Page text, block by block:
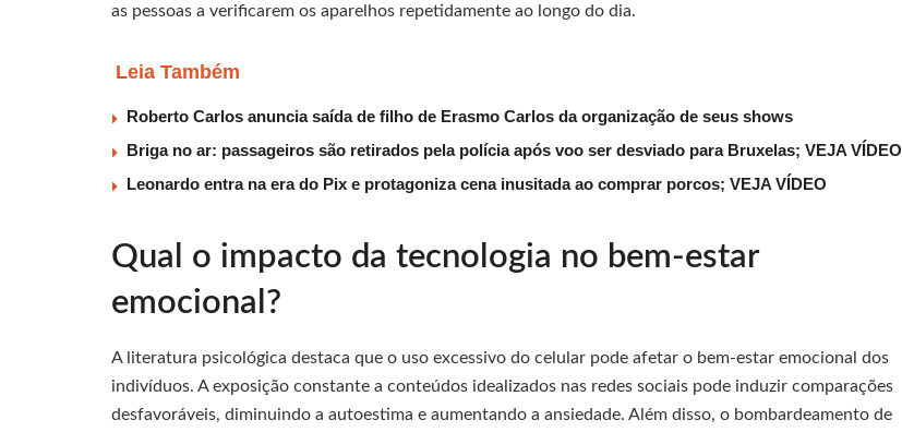
as pessoas a verificarem os aparelhos repetidamente ao longo do dia.
Leia Também
Roberto Carlos anuncia saída de filho de Erasmo Carlos da organização de seus shows
Briga no ar: passageiros são retirados pela polícia após voo ser desviado para Bruxelas; VEJA VÍDEO
Leonardo entra na era do Pix e protagoniza cena inusitada ao comprar porcos; VEJA VÍDEO
Qual o impacto da tecnologia no bem-estar
emocional?
A literatura psicológica destaca que o uso excessivo do celular pode afetar o bem-estar emocional dos
indivíduos. A exposição constante a conteúdos idealizados nas redes sociais pode induzir comparações
desfavoráveis, diminuindo a autoestima e aumentando a ansiedade. Além disso, o bombardeamento de